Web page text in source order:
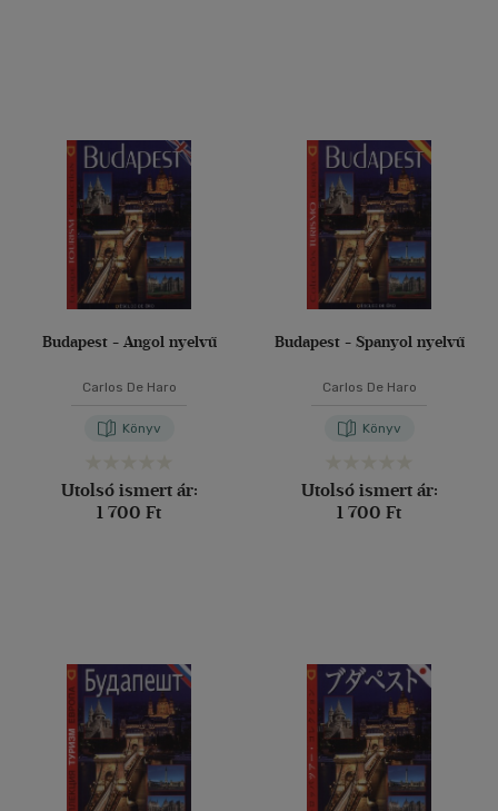
Budapest - Angol nyelvű
Carlos De Haro
Könyv
Utolsó ismert ár:
1 700 Ft
Budapest - Spanyol nyelvű
Carlos De Haro
Könyv
Utolsó ismert ár:
1 700 Ft